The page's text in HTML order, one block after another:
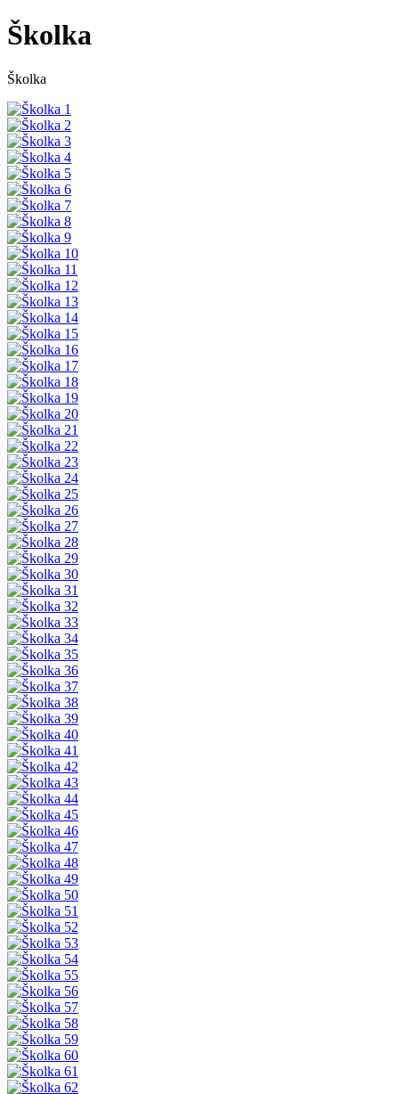
Školka
Školka